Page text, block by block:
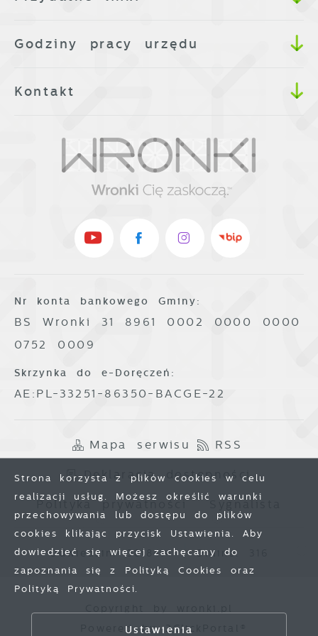
Godziny pracy urzędu
Kontakt
Nr konta bankowego Gminy:
BS Wronki 31 8961 0002 0000 0000
0752 0009
Skrzynka do e-Doręczeń:
AE:PL-33251-86350-BACGE-22
Mapa serwisu RSS
Deklaracja dostępności
Polityka prywatności Sygnalista
Odwiedzin: 3818414 Online: 316
Powered by 2ClickPortal®
Strona korzysta z plików cookies w celu
realizacji usług. Możesz określić warunki
przechowywania lub dostępu do plików
cookies klikając przycisk Ustawienia. Aby
dowiedzieć się więcej zachęcamy do
zapoznania się z Polityką Cookies oraz
Polityką Prywatności.
Ustawienia
postaci wiadomości, ofert, komunikatów